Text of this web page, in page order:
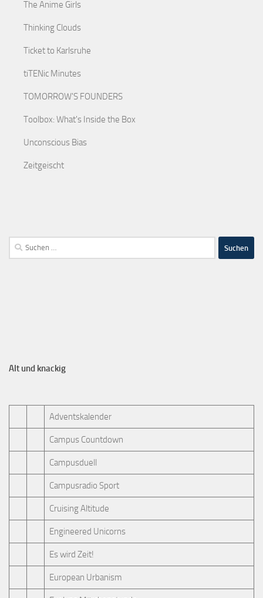
The Anime Girls
Thinking Clouds
Ticket to Karlsruhe
tiTENic Minutes
TOMORROW'S FOUNDERS
Toolbox: What's Inside the Box
Unconscious Bias
Zeitgeischt
Alt und knackig
Adventskalender
Campus Countdown
Campusduell
Campusradio Sport
Cruising Altitude
Engineered Unicorns
Es wird Zeit!
European Urbanism